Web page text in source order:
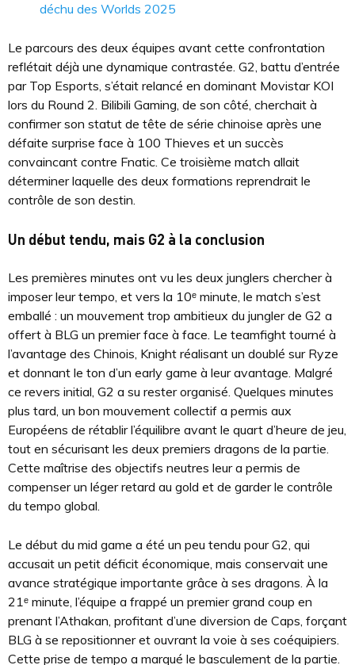
déchu des Worlds 2025
Le parcours des deux équipes avant cette confrontation
reflétait déjà une dynamique contrastée. G2, battu d’entrée
par Top Esports, s’était relancé en dominant Movistar KOI
lors du Round 2. Bilibili Gaming, de son côté, cherchait à
confirmer son statut de tête de série chinoise après une
défaite surprise face à 100 Thieves et un succès
convaincant contre Fnatic. Ce troisième match allait
déterminer laquelle des deux formations reprendrait le
contrôle de son destin.
Un début tendu, mais G2 à la conclusion
Les premières minutes ont vu les deux junglers chercher à
imposer leur tempo, et vers la 10ᵉ minute, le match s’est
emballé : un mouvement trop ambitieux du jungler de G2 a
offert à BLG un premier face à face. Le teamfight tourné à
l’avantage des Chinois, Knight réalisant un doublé sur Ryze
et donnant le ton d’un early game à leur avantage. Malgré
ce revers initial, G2 a su rester organisé. Quelques minutes
plus tard, un bon mouvement collectif a permis aux
Européens de rétablir l’équilibre avant le quart d’heure de jeu,
tout en sécurisant les deux premiers dragons de la partie.
Cette maîtrise des objectifs neutres leur a permis de
compenser un léger retard au gold et de garder le contrôle
du tempo global.
Le début du mid game a été un peu tendu pour G2, qui
accusait un petit déficit économique, mais conservait une
avance stratégique importante grâce à ses dragons. À la
21ᵉ minute, l’équipe a frappé un premier grand coup en
prenant l’Athakan, profitant d’une diversion de Caps, forçant
BLG à se repositionner et ouvrant la voie à ses coéquipiers.
Cette prise de tempo a marqué le basculement de la partie.